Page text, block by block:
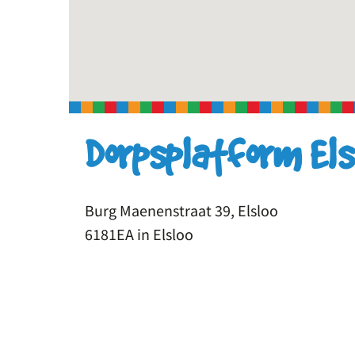
Dorpsplatform
Burg Maenenstraat 39, Elsloo
6181EA in Elsloo